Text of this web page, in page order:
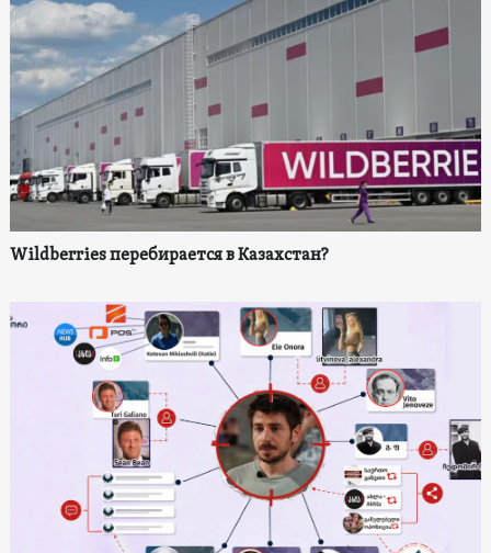
Wildberries перебирается в Казахстан?